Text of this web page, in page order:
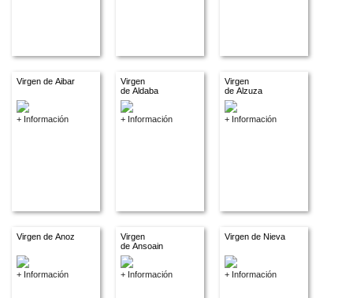
Virgen de Aibar
+ Información
Virgen
de Aldaba
+ Información
Virgen
de Alzuza
+ Información
Virgen de Anoz
+ Información
Virgen
de Ansoain
+ Información
Virgen de Nieva
+ Información